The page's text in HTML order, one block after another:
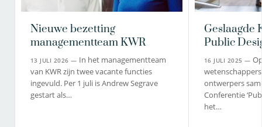
Nieuwe bezetting
managementteam KWR
13 JULI 2026 — In het managementteam
van KWR zijn twee vacante functies
ingevuld. Per 1 juli is Andrew Segrave
gestart als…
Geslaagde
Public
16 JULI 2025 —
ontwerpers
Conferentie
het…